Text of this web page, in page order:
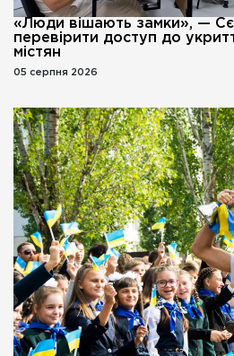
«Люди вішають замки», —
перевірити доступ до
містян
05 серпня 2026